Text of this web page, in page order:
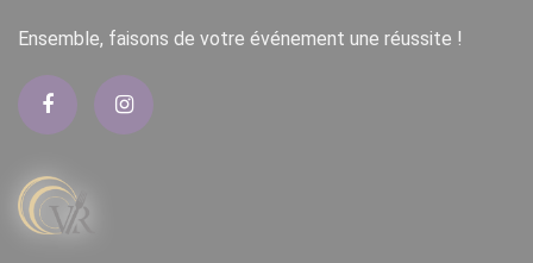
Ensemble, faisons de votre événement une réussite !